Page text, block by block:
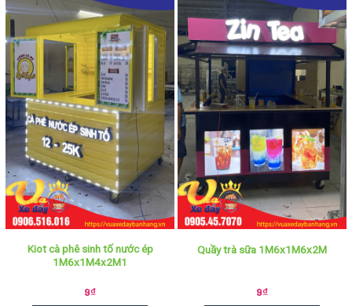
Kiot cà phê sinh tố nước ép
1M6x1M4x2M1
9₫
Quầy trà sữa 1M6x1M6x2M
9₫